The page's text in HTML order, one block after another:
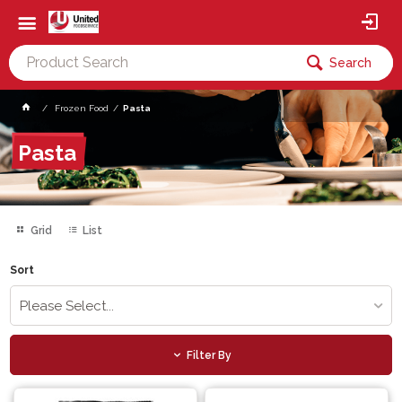
Search
Frozen Food Pasta
Pasta
Grid List
Sort
Please Select...
Filter By